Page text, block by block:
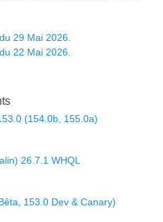
29 Mai 2026.
22 Mai 2026.
(154.0b, 155.0a)
26.7.1 WHQL
153.0 Dev & Canary)